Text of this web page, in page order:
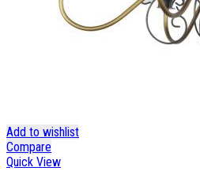
Add to wishlist
Compare
Quick View